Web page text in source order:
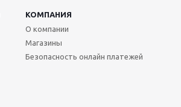
КОМПАНИЯ
О компании
Магазины
Безопасность онлайн платежей